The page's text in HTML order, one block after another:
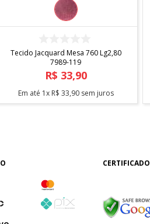
Tecido Jacquard Mesa 760 Lg2,80
7989-119
R$ 33,90
Em até 1x R$ 33,90sem juros
CERTIFICADO